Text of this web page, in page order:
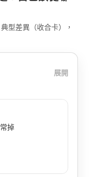
型差異（收合卡），
展開
掉